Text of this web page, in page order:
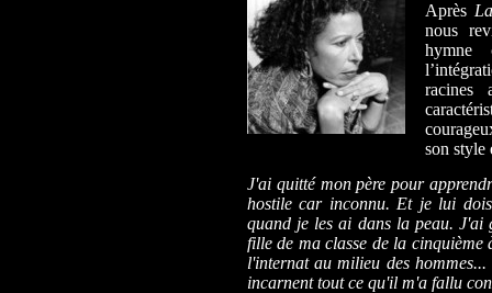
Après
nous
hymne
racines
son style
J'ai quitté mon père pour
hostile car inconnu. Et je lui
quand je les ai dans la peau. J'ai
fille de ma classe de la
l'internat au milieu des
incarnent tout ce qu'il m'a fallu